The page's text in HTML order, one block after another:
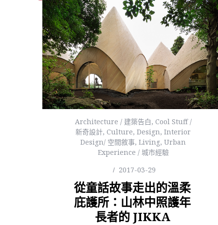
Architecture / 建築告白, Cool Stuff /
新奇設計, Culture, Design, Interior
Design/ 空間敘事, Living, Urban
Experience / 城市經驗
2017-03-29
從童話故事走出的溫柔
庇護所：山林中照護年
長者的 JIKKA